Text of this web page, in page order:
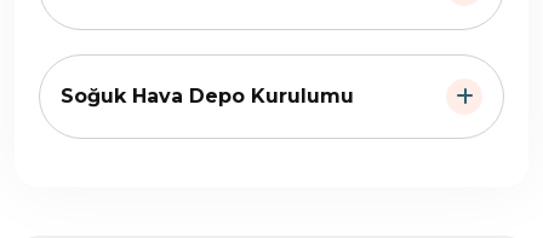
Soğuk Hava Depo Kurulumu